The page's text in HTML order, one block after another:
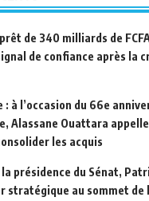
de 340 milliards de
de confiance après la
: à l’occasion du 66e
Alassane Ouattara
les acquis
la présidence du Sénat,
stratégique au sommet de